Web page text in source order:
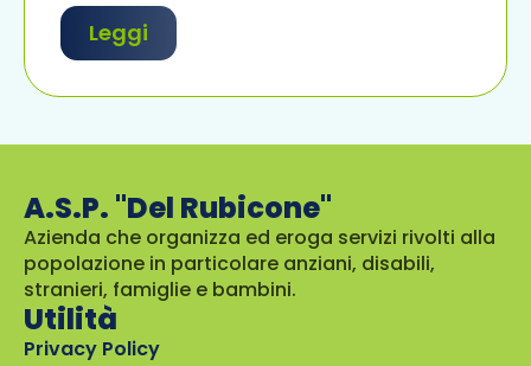
Leggi
A.S.P. "Del Rubicone"
Azienda che organizza ed eroga servizi rivolti alla
popolazione in particolare anziani, disabili,
stranieri, famiglie e bambini.
Utilità
Privacy Policy